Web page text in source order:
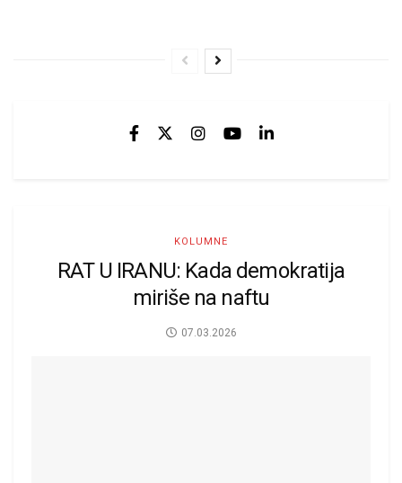
KOLUMNE
RAT U IRANU: Kada demokratija
miriše na naftu
07.03.2026